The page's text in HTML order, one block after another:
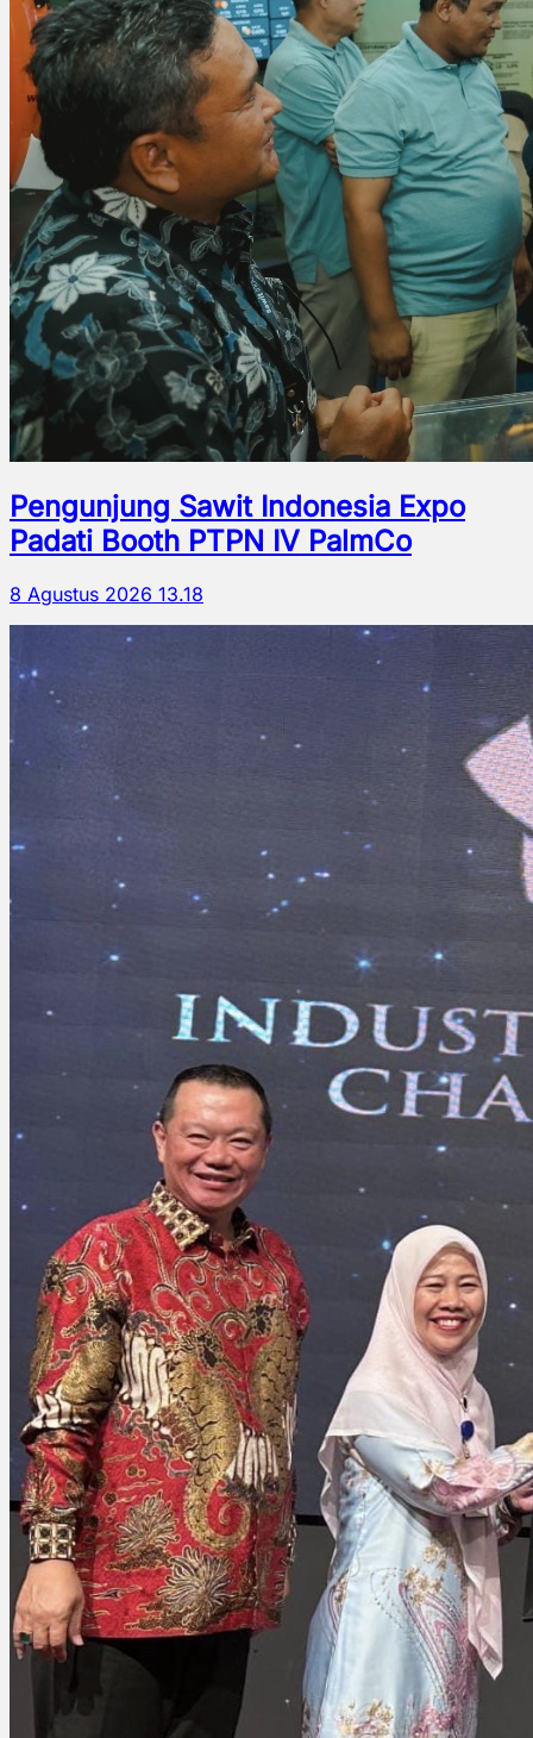
Pengunjung Sawit Indonesia Expo
Padati Booth PTPN IV PalmCo
8 Agustus 2026 13.18